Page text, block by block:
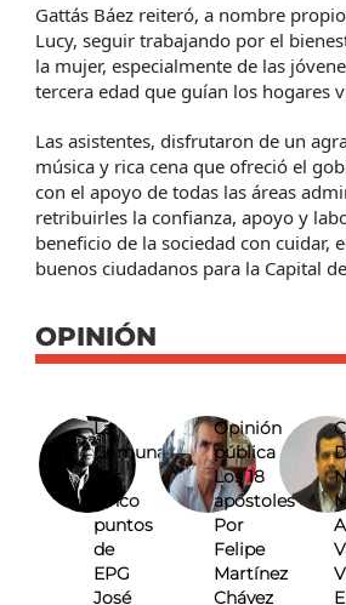
Gattás Báez reiteró, a nombre
Lucy, seguir trabajando por el
la mujer, especialmente de las
tercera edad que guían los hogares
Las asistentes, disfrutaron de un
música y rica cena que ofreció el
con el apoyo de todas las áreas
retribuirles la confianza, apoyo y
beneficio de la sociedad con cuidar,
buenos ciudadanos para la Capital
OPINIÓN
La
Comuna
Los
cinco
puntos
de
EPG
José
Opinión
pública
Los 18
apóstoles
Por
Felipe
Martínez
Chávez